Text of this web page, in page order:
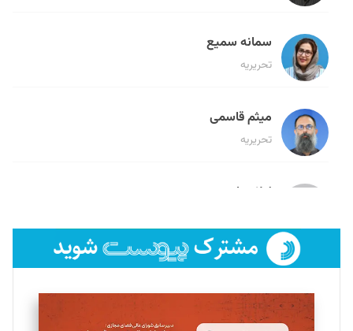
سمانه سمیع
تحریریه
میثم قاسمی
تحریریه
لیلا حنارود
فائزه فتحی رستمی
تحریریه